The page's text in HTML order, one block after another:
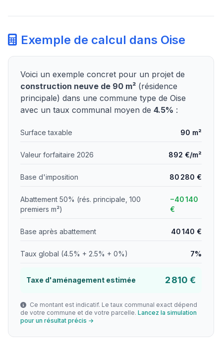
Exemple de calcul dans Oise
Voici un exemple concret pour un projet de
construction neuve de 90 m² (résidence
principale) dans une commune type de Oise
avec un taux communal moyen de 4.5% :
Surface taxable 90 m²
Valeur forfaitaire 2026 892 €/m²
Base d'imposition 80 280 €
Abattement 50% (rés. principale, 100
premiers m²)
−40 140
€
Base après abattement 40 140 €
Taux global (4.5% + 2.5% + 0%) 7%
Taxe d'aménagement estimée 2 810 €
Ce montant est indicatif. Le taux communal exact dépend
de votre commune et de votre parcelle. Lancez la simulation
pour un résultat précis →